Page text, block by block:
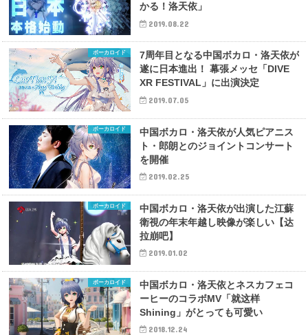
かる！洛天依」
2019.08.22
ボーカロイド
7周年目となる中国ボカロ・洛天依が
遂に日本進出！ 幕張メッセ「DIVE
XR FESTIVAL」に出演決定
2019.07.05
ボーカロイド
中国ボカロ・洛天依が人気ピアニス
ト・郎朗とのジョイントコンサート
を開催
2019.02.25
ボーカロイド
中国ボカロ・洛天依が出演した江蘇
衛視の年末年越し映像が楽しい【达
拉崩吧】
2019.01.02
ボーカロイド
中国ボカロ・洛天依とネスカフェコ
ーヒーのコラボMV「就这样
Shining」がとっても可愛い
2018.12.24